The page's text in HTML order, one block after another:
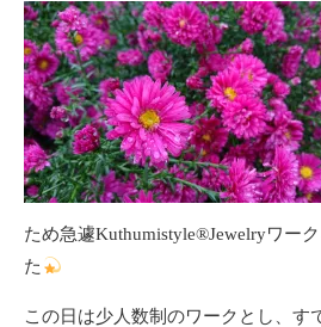
ため急遽Kuthumistyle®Jewelryワー
た
この日は少人数制のワークとし、す